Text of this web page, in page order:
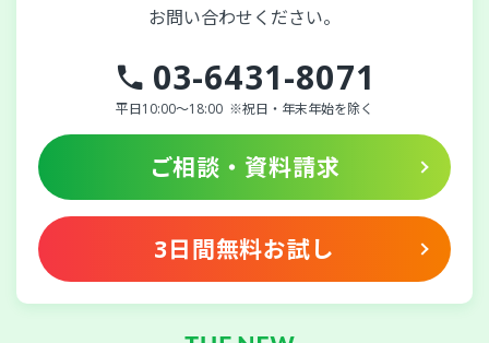
お問い合わせください。
03-6431-8071
平日10:00～18:00 ※祝日・年末年始を除く
ご相談・資料請求
3日間無料お試し